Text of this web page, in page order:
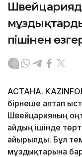
пішінен
АСТАНА.
бірнеше аптап
Швейцарияның
айдың ішінде
айырылды. Бұл
мұздықтарына